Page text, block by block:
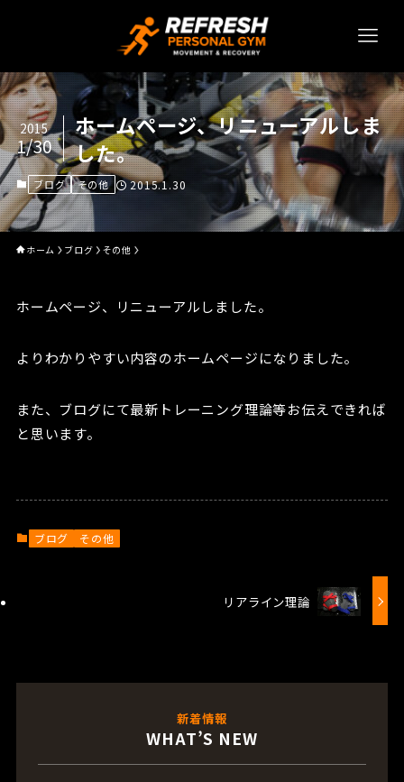
ホームページ、リニューアルしま
した。
2015
1/30
ブログ その他 2015.1.30
ホーム ブログ その他
ホームページ、リニューアルしました。
よりわかりやすい内容のホームページになりました。
また、ブログにて最新トレーニング理論等お伝えできれば
と思います。
ブログ その他
リアライン理論
新着情報
WHAT’S NEW